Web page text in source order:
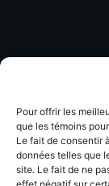
Pour offrir les
que les témoins
Le fait de consentir
données telles que
site. Le fait de ne
Confidentialté